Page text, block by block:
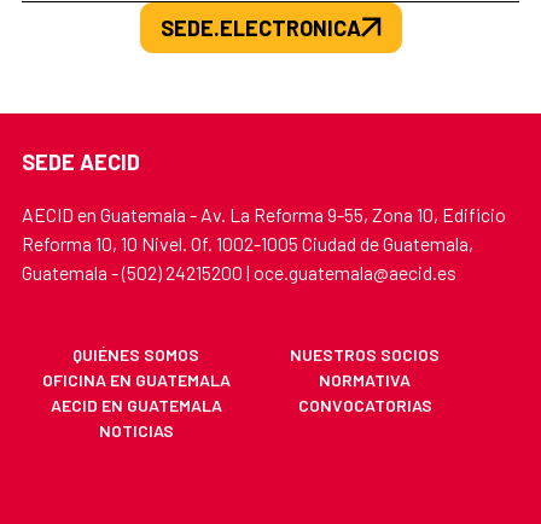
SEDE.ELECTRONICA
SEDE AECID
AECID en Guatemala - Av. La Reforma 9-55, Zona 10, Edificio
Reforma 10, 10 Nivel. Of. 1002-1005 Ciudad de Guatemala,
Guatemala - (502) 24215200 | oce.guatemala@aecid.es
QUIÉNES SOMOS
NUESTROS SOCIOS
OFICINA EN GUATEMALA
NORMATIVA
AECID EN GUATEMALA
CONVOCATORIAS
NOTICIAS